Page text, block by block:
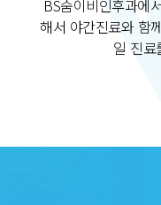
BS숨이비인후과에
해서 야간진료와 함
일 진료